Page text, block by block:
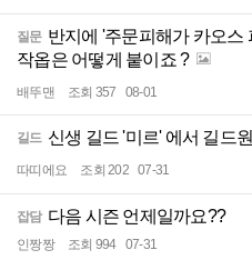
질문 반지에 '주문피해가 카오스
작옵은 어떻게 붙이죠 ?
배뚜맨 조회 357 08-01
길드 신생 길드 '미르' 에서 길드
따띠에요 조회 202 07-31
잡담 다음 시즌 언제일까요??
인짱짱 조회 994 07-31